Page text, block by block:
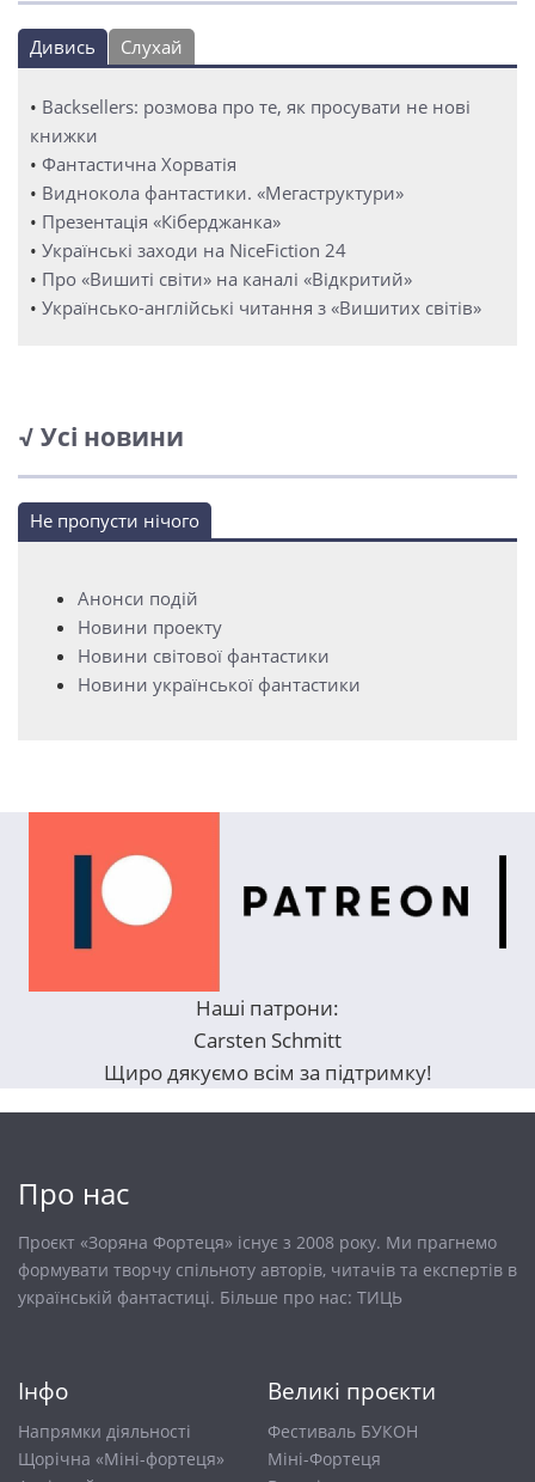
Дивись Слухай
• Backsellers: розмова про те, як просувати не нові
книжки
• Фантастична Хорватія
• Виднокола фантастики. «Мегаструктури»
• Презентація «Кіберджанка»
• Українські заходи на NiceFiction 24
• Про «Вишиті світи» на каналі «Відкритий»
• Українсько-англійські читання з «Вишитих світів»
√ Усі новини
Не пропусти нічого
Анонси подій
Новини проекту
Новини світової фантастики
Новини української фантастики
Наші патрони:
Carsten Schmitt
Щиро дякуємо всім за підтримку!
Про нас
Проєкт «Зоряна Фортеця» існує з 2008 року. Ми прагнемо
формувати творчу спільноту авторів, читачів та експертів в
українській фантастиці. Більше про нас: ТИЦЬ
Інфо
Напрямки діяльності
Щорічна «Міні-фортеця»
Великі проєкти
Фестиваль БУКОН
Міні-Фортеця